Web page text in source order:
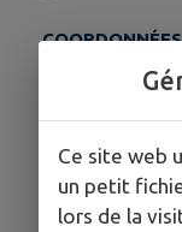
COORDONNÉES
3 rue du
06 43 39 02 16
Ce site web
un petit
lors de la